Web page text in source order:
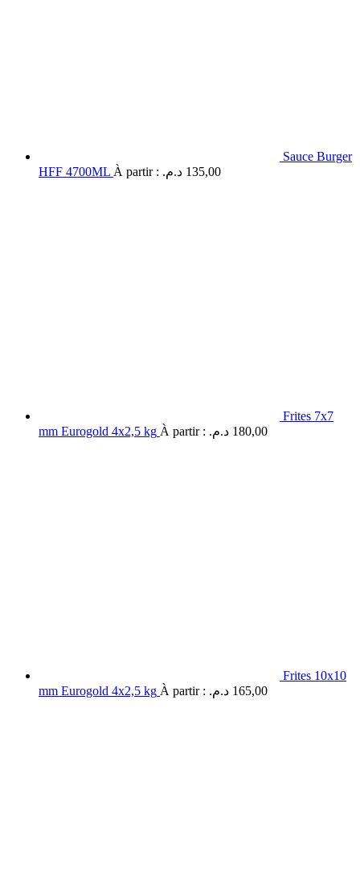
Sauce Burger
HFF 4700ML À partir : 135,00 د.م.
Frites 7x7
mm Eurogold 4x2,5 kg À partir : 180,00 د.م.
Frites 10x10
mm Eurogold 4x2,5 kg À partir : 165,00 د.م.